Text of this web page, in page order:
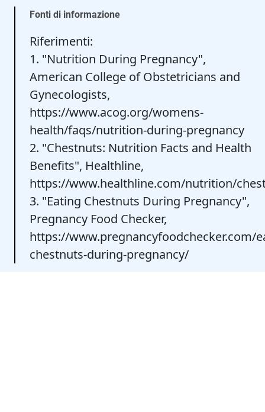
Fonti di informazione
Riferimenti:
1. "Nutrition During Pregnancy",
American College of Obstetricians and
Gynecologists,
https://www.acog.org/womens-
health/faqs/nutrition-during-pregnancy
2. "Chestnuts: Nutrition Facts and Health
Benefits", Healthline,
https://www.healthline.com/nutrition/
3. "Eating Chestnuts During Pregnancy",
Pregnancy Food Checker,
https://www.pregnancyfoodchecker.com/
chestnuts-during-pregnancy/